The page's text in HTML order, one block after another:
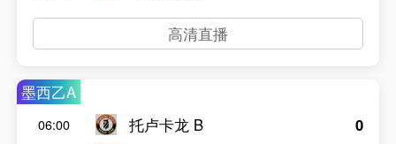
高清直播
墨西乙A
06:00
托卢卡龙 B
0